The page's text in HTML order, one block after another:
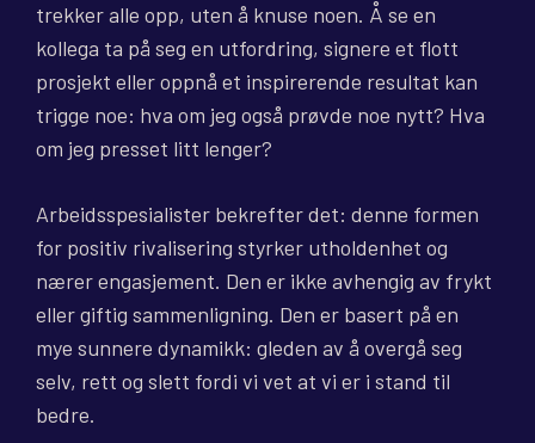
trekker alle opp, uten å knuse noen. Å se en
kollega ta på seg en utfordring, signere et flott
prosjekt eller oppnå et inspirerende resultat kan
trigge noe: hva om jeg også prøvde noe nytt? Hva
om jeg presset litt lenger?
Arbeidsspesialister bekrefter det: denne formen
for positiv rivalisering styrker utholdenhet og
nærer engasjement. Den er ikke avhengig av frykt
eller giftig sammenligning. Den er basert på en
mye sunnere dynamikk: gleden av å overgå seg
selv, rett og slett fordi vi vet at vi er i stand til
bedre.